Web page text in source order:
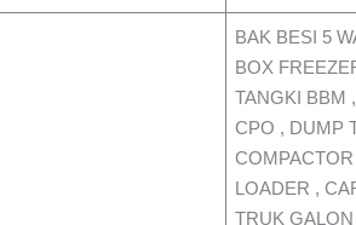
BAK BESI 5
BOX
TANGKI BBM
CPO , DUMP
LOADER ,
TRUK GALON